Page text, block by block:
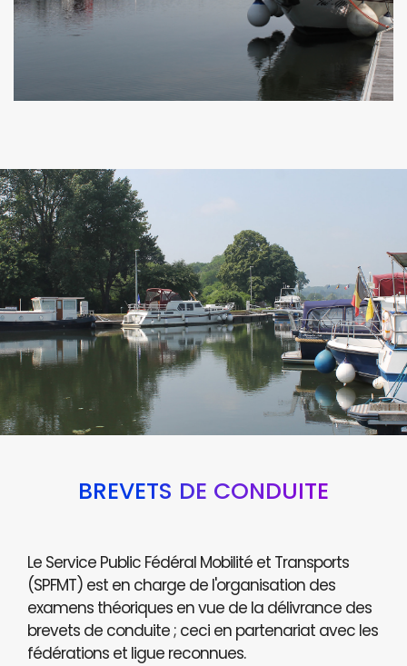
BREVETS DE CONDUITE
Le Service Public Fédéral Mobilité et Transports
(SPFMT) est en charge de l'organisation des
examens théoriques en vue de la délivrance des
brevets de conduite ; ceci en partenariat avec les
fédérations et ligue reconnues.